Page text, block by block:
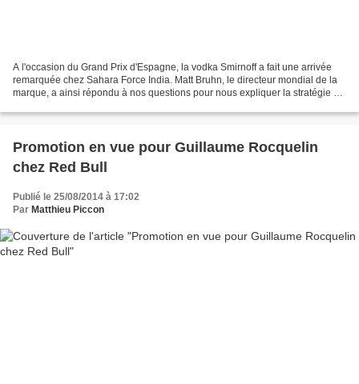
A l'occasion du Grand Prix d'Espagne, la vodka Smirnoff a fait une arrivée
remarquée chez Sahara Force India. Matt Bruhn, le directeur mondial de la
marque, a ainsi répondu à nos questions pour nous expliquer la stratégie de
Promotion en vue pour Guillaume Rocquelin
chez Red Bull
Publié le 25/08/2014 à 17:02
Par Matthieu Piccon